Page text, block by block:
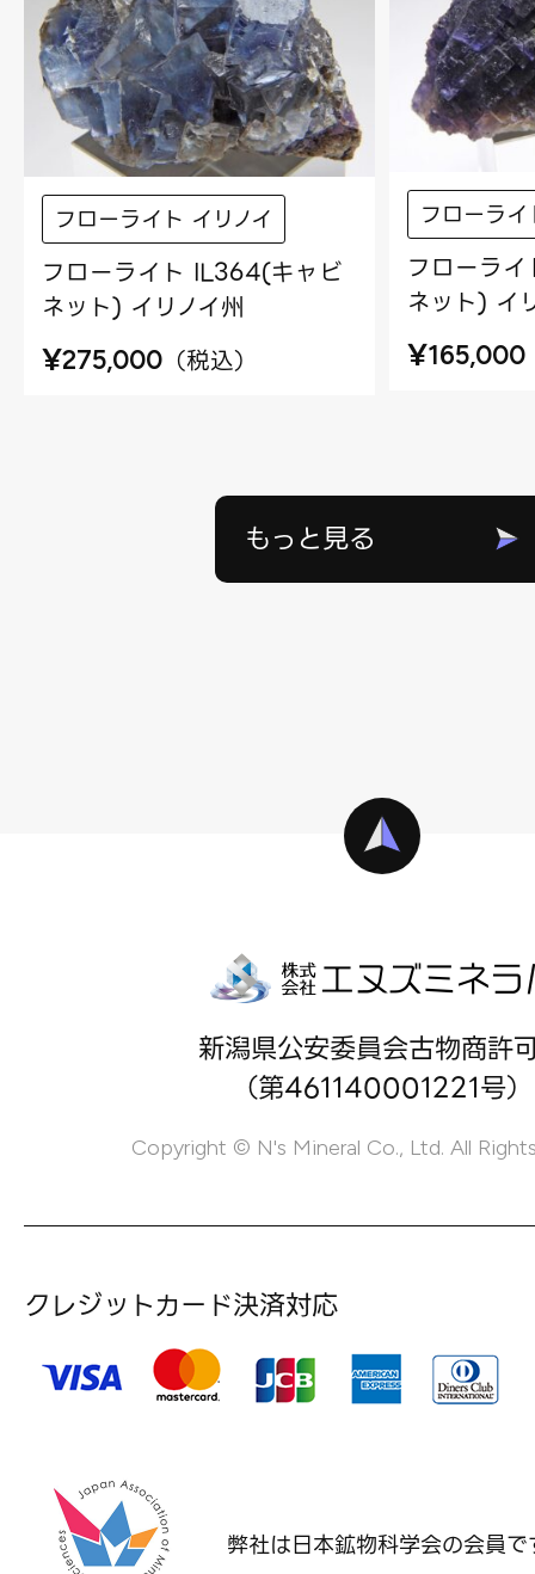
フローライト イリノイ
フローライト IL364(キャビ
ネット) イリノイ州
¥275,000 （税込）
フローラ
フローラ
ネット) イ
¥165,000
もっと見る
新潟県公安委員会古物商許
（第461140001221号）
Copyright © N's Mineral Co., Ltd. All
クレジットカード決済対応
弊社は日本鉱物科学会の会員で